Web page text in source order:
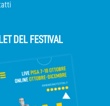
DEL FESTIVAL